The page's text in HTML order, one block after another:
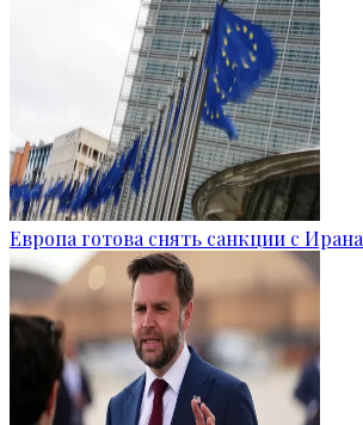
Европа готова снять санкции с Ирана